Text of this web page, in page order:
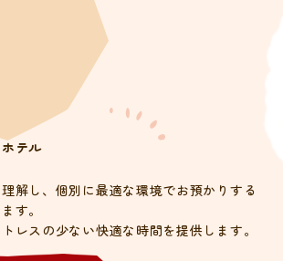
テル
解し、個別に最適な環境でお預かりする
す。
レスの少ない快適な時間を提供します。​​​​​​​